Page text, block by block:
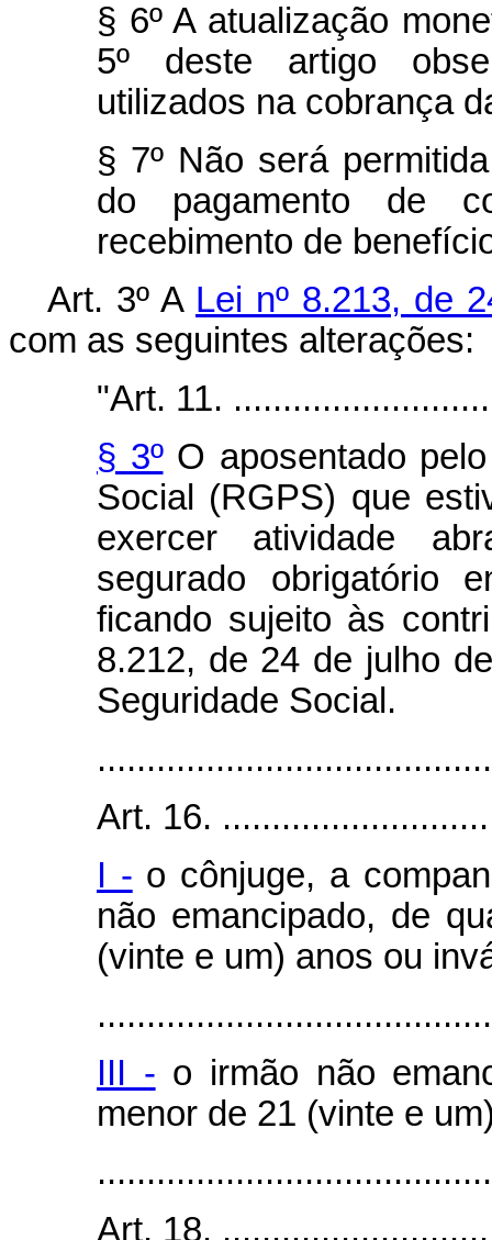
§ 6º A atualização
5º deste artigo
utilizados na cobrança
§ 7º Não será
do pagamento de
recebimento de
Art. 3º A Lei nº 8.213, de
com as seguintes alterações:
"Art. 11.
§ 3ºO aposentado
Social (RGPS) que
exercer atividade
segurado obrigatório
ficando sujeito às
8.212, de 24 de julho
Seguridade Social.
Art. 16.
I - o cônjuge, a
não emancipado, de
(vinte e um) anos ou
III - o irmão não
menor de 21 (vinte e
Art. 18.